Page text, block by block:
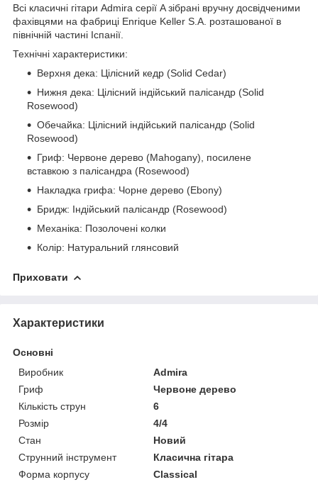
Всі класичні гітари Admira серії A зібрані вручну досвідченими
фахівцями на фабриці Enrique Keller S.A. розташованої в
північній частині Іспанії.
Технічні характеристики:
Верхня дека: Цілісний кедр (Solid Cedar)
Нижня дека: Цілісний індійський палісандр (Solid
Rosewood)
Обечайка: Цілісний індійський палісандр (Solid
Rosewood)
Гриф: Червоне дерево (Mahogany), посилене
вставкою з палісандра (Rosewood)
Накладка грифа: Чорне дерево (Ebony)
Бридж: Індійський палісандр (Rosewood)
Механіка: Позолочені колки
Колір: Натуральний глянсовий
Приховати
Характеристики
Основні
Виробник
Admira
Гриф
Червоне дерево
Кількість струн
6
Розмір
4/4
Стан
Новий
Струнний інструмент
Класична гітара
Форма корпусу
Classical